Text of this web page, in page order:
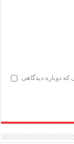
که دوباره دیدگاهی